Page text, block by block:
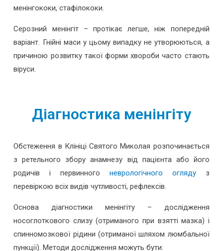
менінгококи, стафілококи.
Серозний менінгіт – протікає легше, ніж попередній
варіант. Гнійні маси у цьому випадку не утворюються, а
причиною розвитку такої форми хвороби часто стають
віруси.
Діагностика менінгіту
Обстеження в Клініці Святого Миколая розпочинається
з ретельного збору анамнезу від пацієнта або його
родичів і первинного неврологічного оглядуз
перевіркою всіх видів чутливості, рефлексів.
Основа діагностики менінгіту – дослідження
носоглоткового слизу (отриманого при взятті мазка) і
спинномозкової рідини (отриманої шляхом люмбальної
пункції). Методи дослідження можуть бути: